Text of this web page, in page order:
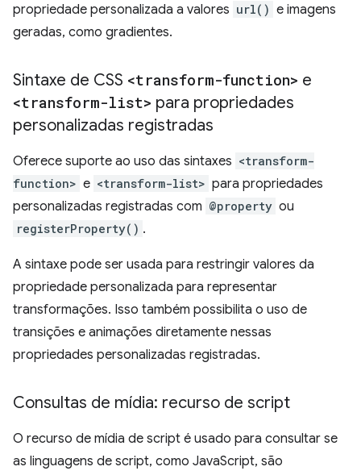
propriedade personalizada a valores url() e imagens
geradas, como gradientes.
Sintaxe de CSS <transform-function> e
<transform-list> para propriedades
personalizadas registradas
Oferece suporte ao uso das sintaxes <transform-
function> e <transform-list> para propriedades
personalizadas registradas com @property ou
registerProperty() .
A sintaxe pode ser usada para restringir valores da
propriedade personalizada para representar
transformações. Isso também possibilita o uso de
transições e animações diretamente nessas
propriedades personalizadas registradas.
Consultas de mídia: recurso de script
O recurso de mídia de script é usado para consultar se
as linguagens de script, como JavaScript, são